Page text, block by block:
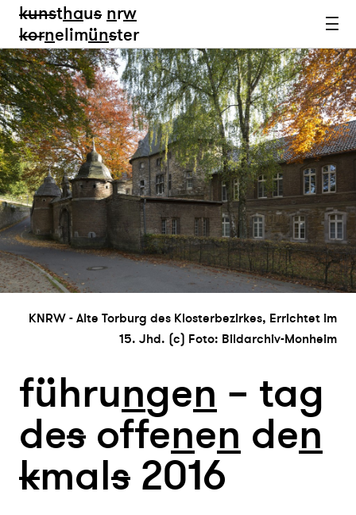
kunsthaus nrw
kornelimünster
KNRW - Alte Torburg des Klosterbezirkes, Errichtet im
15. Jhd. (c) Foto: Bildarchiv-Monheim
führungen – tag
des offenen den
kmals 2016